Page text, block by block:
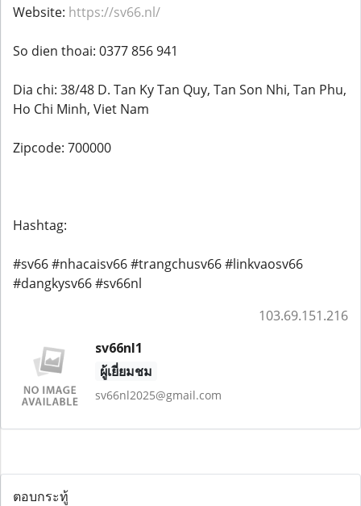
Website: https://sv66.nl/
So dien thoai: 0377 856 941
Dia chi: 38/48 D. Tan Ky Tan Quy, Tan Son Nhi, Tan Phu,
Ho Chi Minh, Viet Nam
Zipcode: 700000
Hashtag:
#sv66 #nhacaisv66 #trangchusv66 #linkvaosv66
#dangkysv66 #sv66nl
103.69.151.216
sv66nl1
ผู้เยี่ยมชม
sv66nl2025@gmail.com
ตอบกระทู้